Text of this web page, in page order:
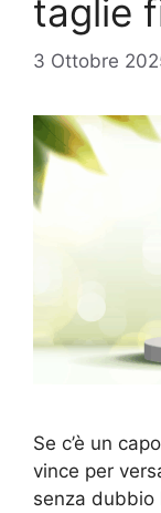
taglie
3 Ottobre
Se c’è un
vince per
senza dubbio